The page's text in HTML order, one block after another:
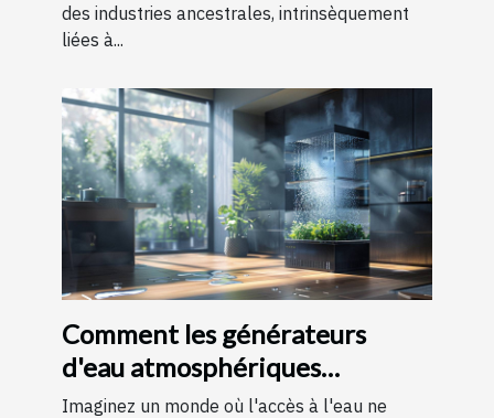
des industries ancestrales, intrinsèquement
liées à...
Comment les générateurs
d'eau atmosphériques
favorisent l'autonomie en eau
Imaginez un monde où l'accès à l'eau ne